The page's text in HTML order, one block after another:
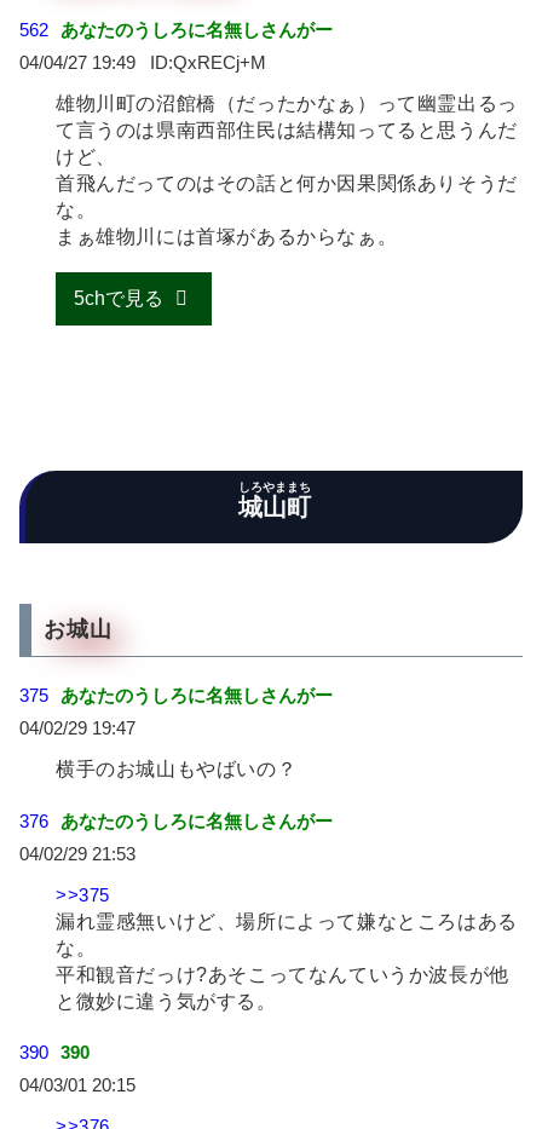
562
あなたのうしろに名無しさんがー
04/04/27 19:49
QxRECj+M
雄物川町の沼館橋（だったかなぁ）って幽霊出るっ
て言うのは県南西部住民は結構知ってると思うんだ
けど、
首飛んだってのはその話と何か因果関係ありそうだ
な。
まぁ雄物川には首塚があるからなぁ。
5chで見る
城山町
しろやままち
お城山
375
あなたのうしろに名無しさんがー
04/02/29 19:47
横手のお城山もやばいの？
376
あなたのうしろに名無しさんがー
04/02/29 21:53
>>375
漏れ霊感無いけど、場所によって嫌なところはある
な。
平和観音だっけ?あそこってなんていうか波長が他
と微妙に違う気がする。
390 390
04/03/01 20:15